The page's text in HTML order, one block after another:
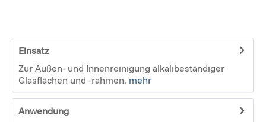
Einsatz
Zur Außen- und Innenreinigung alkalibeständiger
Glasflächen und -rahmen. mehr
Anwendung